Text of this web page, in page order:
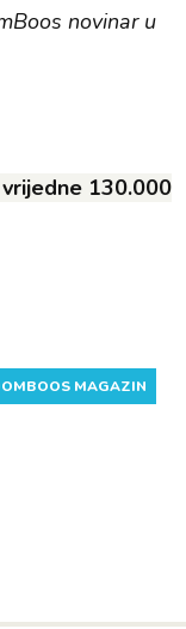
novinar u
130.000
MAGAZIN